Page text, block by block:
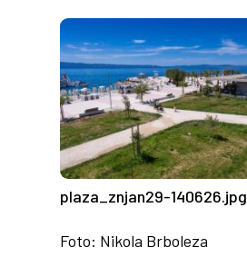
plaza_znjan29-140626.jpg
Foto: Nikola Brboleza